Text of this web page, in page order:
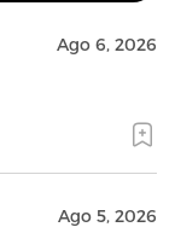
Ago 6, 2026
Ago 5, 2026